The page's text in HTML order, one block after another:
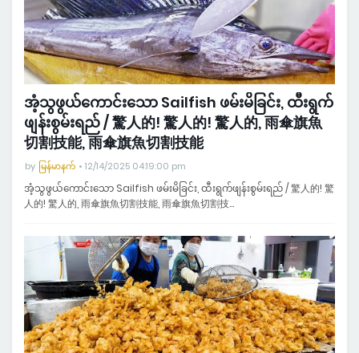
အံ့သွဖွယ်ကောင်းသော Sailfish ဖမ်းမိခြင်း, ထီးရွက်
ဖျန်းစွမ်းရည် / 驚人的! 驚人的! 驚人的, 雨傘旗魚
切割技能, 雨傘旗魚切割技能
by မြန်မာနက် 12/14/2025 04:19:00 pm
အံ့သွဖွယ်ကောင်းသော Sailfish ဖမ်းမိခြင်း, ထီးရွက်ဖျန်းစွမ်းရည် / 驚人的! 驚
人的! 驚人的, 雨傘旗魚切割技能, 雨傘旗魚切割技…